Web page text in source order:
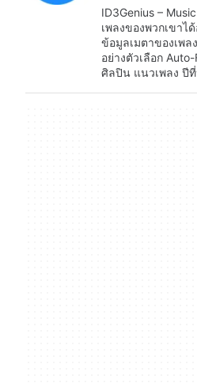
ID3Genius –
เพลงของพวกเขา
ข้อมูลเมตาของเพล
อย่างตัวเลือก
ศิลปิน แนวเพลง ปี